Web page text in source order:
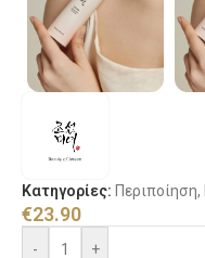
Κατηγορίες: Περιποίηση,
€23.90
- +